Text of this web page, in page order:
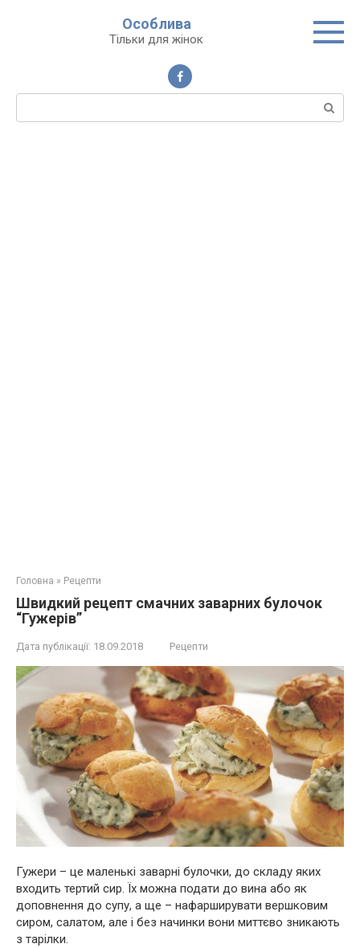
Особлива
Тільки для жінок
Пошук:
Головна » Рецепти
Швидкий рецепт смачних заварних булочок
“Гужерів”
Дата публікації: 18.09.2018 Рецепти
Гужери – це маленькі заварні булочки, до складу яких
входить тертий сир. Їх можна подати до вина або як
доповнення до супу, а ще – нафарширувати вершковим
сиром, салатом, але і без начинки вони миттєво зникають
з тарілки.